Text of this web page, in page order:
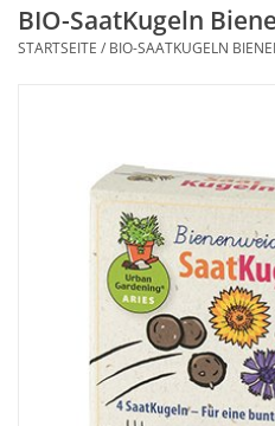
Kräuter
Geschenkideen
BIO-SaatKugeln
STARTSEITE / BIO-SAATKUGELN